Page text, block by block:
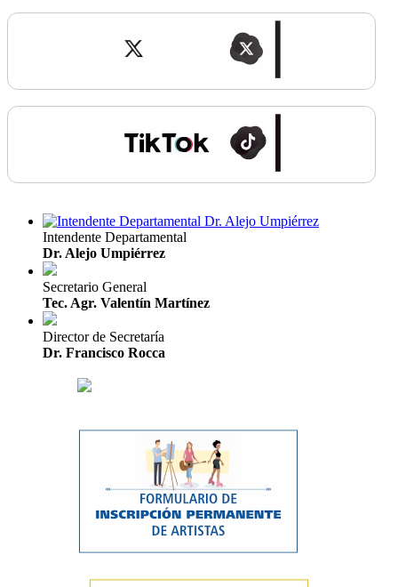
Intendente Departamental
Dr. Alejo Umpiérrez
Secretario General
Tec. Agr. Valentín Martínez
Director de Secretaría
Dr. Francisco Rocca